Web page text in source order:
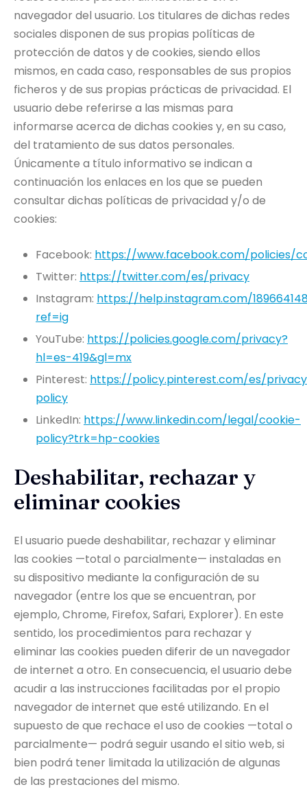
navegador del usuario. Los titulares de dichas redes
sociales disponen de sus propias políticas de
protección de datos y de cookies, siendo ellos
mismos, en cada caso, responsables de sus propios
ficheros y de sus propias prácticas de privacidad. El
usuario debe referirse a las mismas para
informarse acerca de dichas cookies y, en su caso,
del tratamiento de sus datos personales.
Únicamente a título informativo se indican a
continuación los enlaces en los que se pueden
consultar dichas políticas de privacidad y/o de
cookies:
Facebook: https://www.facebook.com/policies/
Twitter: https://twitter.com/es/privacy
Instagram: https://help.instagram.com/
ref=ig
YouTube: https://policies.google.com/privacy?
hl=es-419&gl=mx
Pinterest: https://policy.pinterest.com/es/
policy
LinkedIn: https://www.linkedin.com/legal/cookie-
policy?trk=hp-cookies
Deshabilitar, rechazar y
eliminar cookies
El usuario puede deshabilitar, rechazar y eliminar
las cookies —total o parcialmente— instaladas en
su dispositivo mediante la configuración de su
navegador (entre los que se encuentran, por
ejemplo, Chrome, Firefox, Safari, Explorer). En este
sentido, los procedimientos para rechazar y
eliminar las cookies pueden diferir de un navegador
de internet a otro. En consecuencia, el usuario debe
acudir a las instrucciones facilitadas por el propio
navegador de internet que esté utilizando. En el
supuesto de que rechace el uso de cookies —total o
parcialmente— podrá seguir usando el sitio web, si
bien podrá tener limitada la utilización de algunas
de las prestaciones del mismo.